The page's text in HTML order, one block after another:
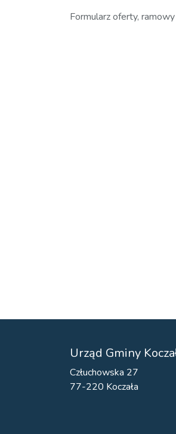
Formularz oferty,
Urząd Gminy
Człuchowska 27
77-220 Koczała